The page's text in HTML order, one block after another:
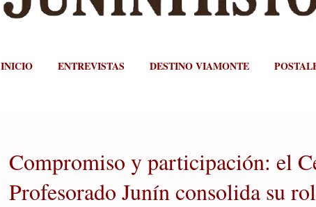
INICIO ENTREVISTAS DESTINO VIAMONTE
Compromiso y participación: el
Profesorado Junín consolida su